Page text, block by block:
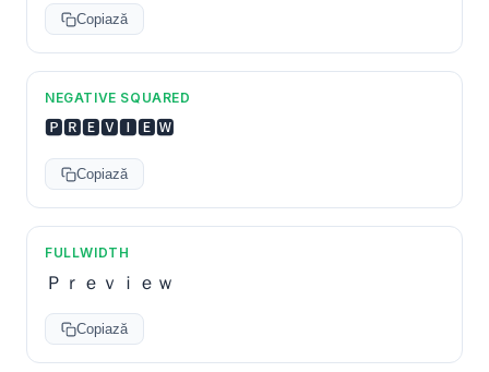
Copiază
NEGATIVE SQUARED
🅿🆁🅴🆅🅸🅴🆆
Copiază
FULLWIDTH
Ｐｒｅｖｉｅｗ
Copiază